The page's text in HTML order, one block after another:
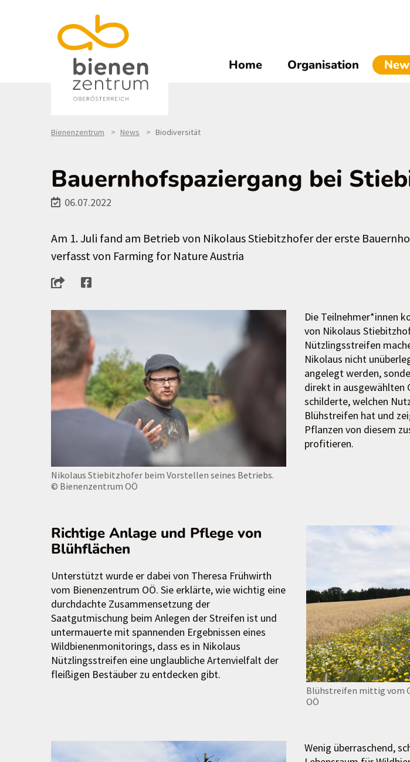
Home Organisation
Bienenzentrum News Biodiversität
Bauernhofspaziergang bei
06.07.2022
Am 1. Juli fand am Betrieb von Nikolaus Stiebitzhofer der erste
verfasst von Farming for Nature Austria
Nikolaus Stiebitzhofer beim Vorstellen seines Betriebs.
© Bienenzentrum OÖ
Die Teilnehmer*innen
von Nikolaus
Nützlingsstreifen
Nikolaus nicht
angelegt werden,
direkt in ausgewählten
schilderte, welchen
Blühstreifen hat und
Pflanzen von diesem
profitieren.
Blühstreifen mittig vom
OÖ
Richtige Anlage und Pflege von
Blühflächen
Unterstützt wurde er dabei von Theresa Frühwirth
vom Bienenzentrum OÖ. Sie erklärte, wie wichtig eine
durchdachte Zusammensetzung der
Saatgutmischung beim Anlegen der Streifen ist und
untermauerte mit spannenden Ergebnissen eines
Wildbienenmonitorings, dass es in Nikolaus
Nützlingsstreifen eine unglaubliche Artenvielfalt der
fleißigen Bestäuber zu entdecken gibt.
Wenig überraschend,